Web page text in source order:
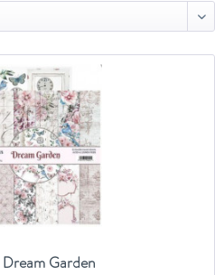
Dream Garden